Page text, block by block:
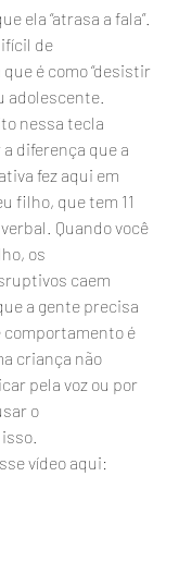
ela “atrasa a fala”.
de
é como “desistir
adolescente.
nessa tecla
diferença que a
fez aqui em
filho, que tem 11
Quando você
os
caem
a gente precisa
é
criança não
pela voz ou por
o
vídeo aqui: